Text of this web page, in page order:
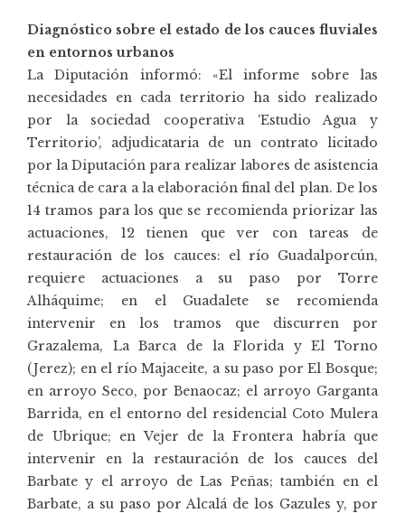
Diagnóstico sobre el estado de los cauces fluviales
en entornos urbanos
La Diputación informó: «El informe sobre las
necesidades en cada territorio ha sido realizado
por la sociedad cooperativa ‘Estudio Agua y
Territorio’, adjudicataria de un contrato licitado
por la Diputación para realizar labores de asistencia
técnica de cara a la elaboración final del plan. De los
14 tramos para los que se recomienda priorizar las
actuaciones, 12 tienen que ver con tareas de
restauración de los cauces: el río Guadalporcún,
requiere actuaciones a su paso por Torre
Alháquime; en el Guadalete se recomienda
intervenir en los tramos que discurren por
Grazalema, La Barca de la Florida y El Torno
(Jerez); en el río Majaceite, a su paso por El Bosque;
en arroyo Seco, por Benaocaz; el arroyo Garganta
Barrida, en el entorno del residencial Coto Mulera
de Ubrique; en Vejer de la Frontera habría que
intervenir en la restauración de los cauces del
Barbate y el arroyo de Las Peñas; también en el
Barbate, a su paso por Alcalá de los Gazules y, por